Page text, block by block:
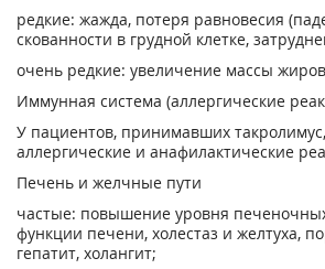
редкие: жажда, потеря равновесия
скованности в грудной клетке,
очень редкие: увеличение массы
Иммунная система (аллергические
У пациентов, принимавших
аллергические и анафилактические
Печень и желчные пути
частые: повышение уровня
функции печени, холестаз и желтуха,
гепатит, холангит;